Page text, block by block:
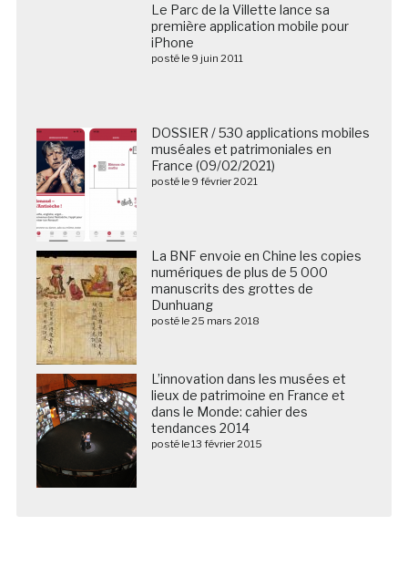
Le Parc de la Villette lance sa
première application mobile pour
iPhone
posté le 9 juin 2011
DOSSIER / 530 applications mobiles
muséales et patrimoniales en
France (09/02/2021)
posté le 9 février 2021
La BNF envoie en Chine les copies
numériques de plus de 5 000
manuscrits des grottes de
Dunhuang
posté le 25 mars 2018
L’innovation dans les musées et
lieux de patrimoine en France et
dans le Monde: cahier des
tendances 2014
posté le 13 février 2015